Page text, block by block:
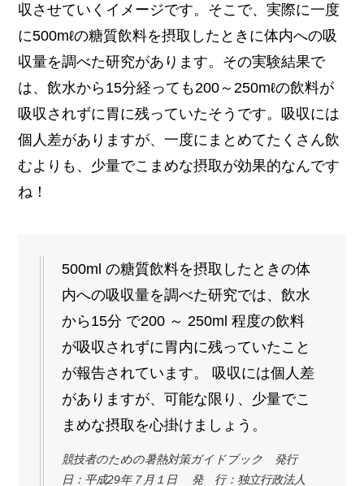
収させていくイメージです。そこで、実際に一度
に500mℓの糖質飲料を摂取したときに体内への吸
収量を調べた研究があります。その実験結果で
は、飲水から15分経っても200～250mℓの飲料が
吸収されずに胃に残っていたそうです。吸収には
個人差がありますが、一度にまとめてたくさん飲
むよりも、少量でこまめな摂取が効果的なんです
ね！
500ml の糖質飲料を摂取したときの体
内への吸収量を調べた研究では、飲水
から15分 で200 ～ 250ml 程度の飲料
が吸収されずに胃内に残っていたこと
が報告されています。 吸収には個人差
がありますが、可能な限り、少量でこ
まめな摂取を心掛けましょう。
競技者のための暑熱対策ガイドブック 発行
日：平成29年７月１日 発 行：独立行政法人